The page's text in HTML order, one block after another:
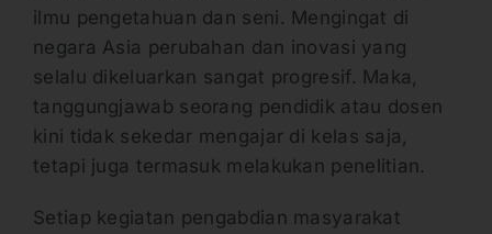
ilmu pengetahuan dan seni. Mengingat di
negara Asia perubahan dan inovasi yang
selalu dikeluarkan sangat progresif. Maka,
tanggungjawab seorang pendidik atau dosen
kini tidak sekedar mengajar di kelas saja,
tetapi juga termasuk melakukan penelitian.
Setiap kegiatan pengabdian masyarakat